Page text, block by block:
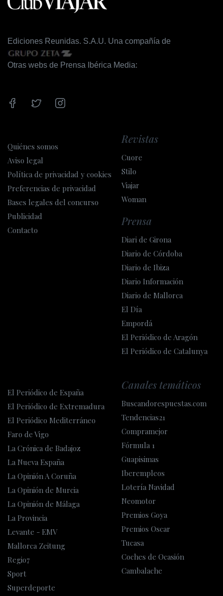
Ediciones Reunidas. S.A.U. Una compañía de
Otras webs de Prensa Ibérica Media:
Quiénes somos
Aviso legal
Política de privacidad y cookies
Preferencias de privacidad
Bases legales del concurso
Publicidad
Contacto
Revistas
Cuore
Stilo
Viajar
Woman
Prensa
Diari de Girona
Diario de Córdoba
Diario de Ibiza
Diario Información
Diario de Mallorca
El Día
Empordá
El Periódico de Aragón
El Periódico de Catalunya
El Periódico de España
El Periódico de Extremadura
El Periódico Mediterráneo
Faro de Vigo
La Crónica de Badajoz
La Nueva España
La Opinión A Coruña
La Opinión de Murcia
La Opinión de Málaga
La Provincia
Levante - EMV
Mallorca Zeitung
Regio7
Sport
Superdeporte
Canales temáticos
Buscandorespuestas.com
Tendencias21
Compramejor
Fórmula 1
Guapisimas
Iberempleos
Lotería Navidad
Neomotor
Premios Goya
Premios Oscar
Tucasa
Coches de Ocasión
Cambalache